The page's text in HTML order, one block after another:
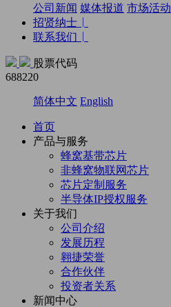
公司新闻 媒体报道 市场活动
招贤纳士
联系我们
股票代码
688220
简体中文 English
首页
产品与服务
蜂窝基带芯片
非蜂窝物联网芯片
芯片定制服务
半导体IP授权服务
关于我们
公司介绍
发展历程
翱捷荣誉
合作伙伴
投资者关系
新闻中心